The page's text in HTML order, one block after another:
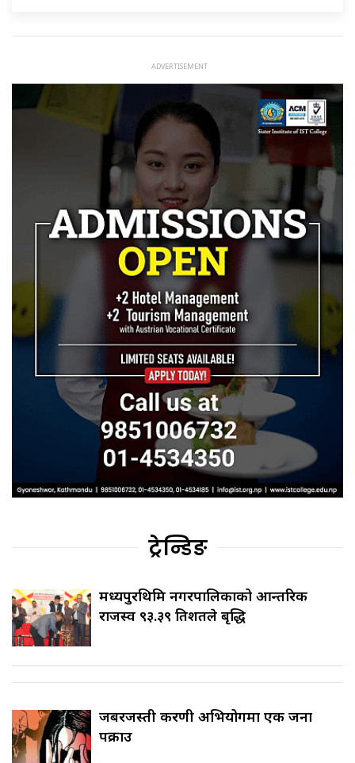
ट्रेन्डिङ
मध्यपुरथिमि नगरपालिकाको आन्तरिक
राजस्व ९३.३९ प्रतिशतले बृद्धि
जबरजस्ती करणी अभियोगमा एक जना
पक्राउ